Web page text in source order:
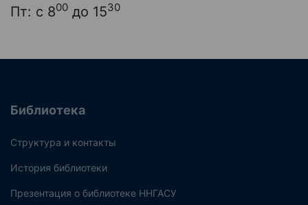
Пт: с 800 до 1530
Библиотека
Структура и контакты
История библиотеки
Презентация о библиотеке ННГАСУ